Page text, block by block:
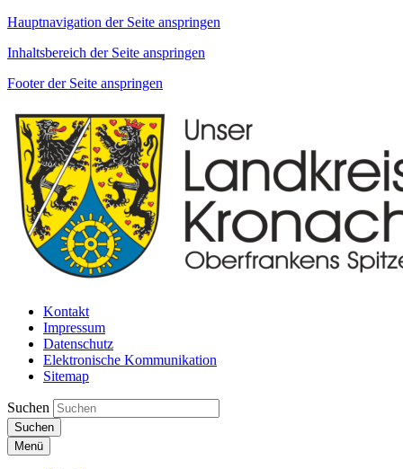
Hauptnavigation der Seite anspringen
Inhaltsbereich der Seite anspringen
Footer der Seite anspringen
Kontakt
Impressum
Datenschutz
Elektronische Kommunikation
Sitemap
Suchen
Suchen
Menü